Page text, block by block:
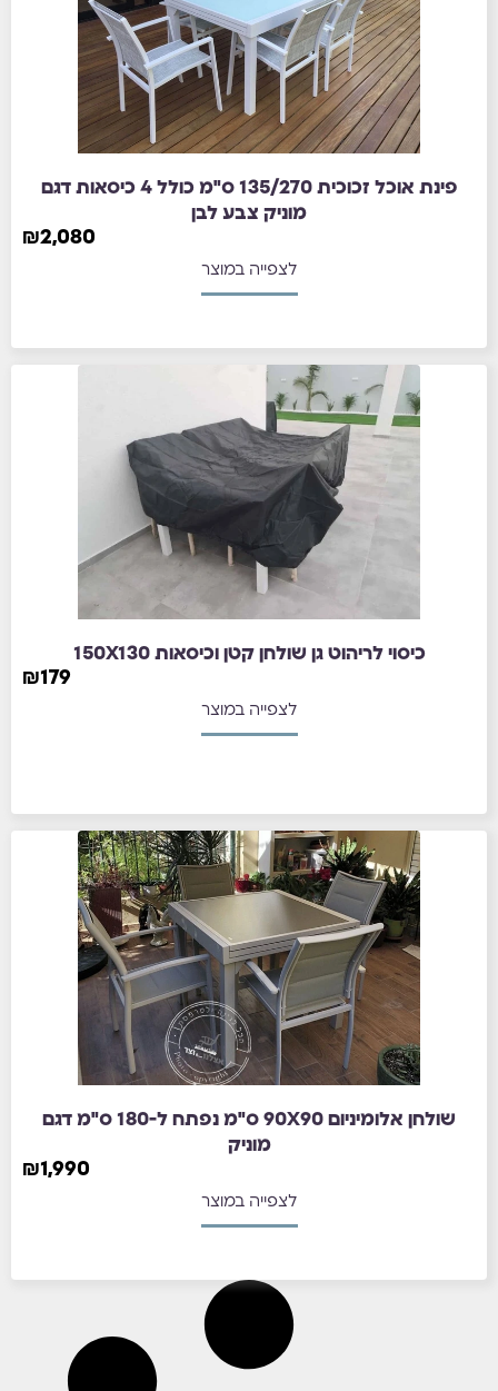
פינת אוכל זכוכית 135/270 ס"מ כולל 4 כיסאות דגם
מוניק צבע לבן
₪2,080
לצפייה במוצר
כיסוי לריהוט גן שולחן קטן וכיסאות 150X130
₪179
לצפייה במוצר
שולחן אלומיניום 90X90 ס"מ נפתח ל-180 ס"מ דגם
מוניק
₪1,990
לצפייה במוצר